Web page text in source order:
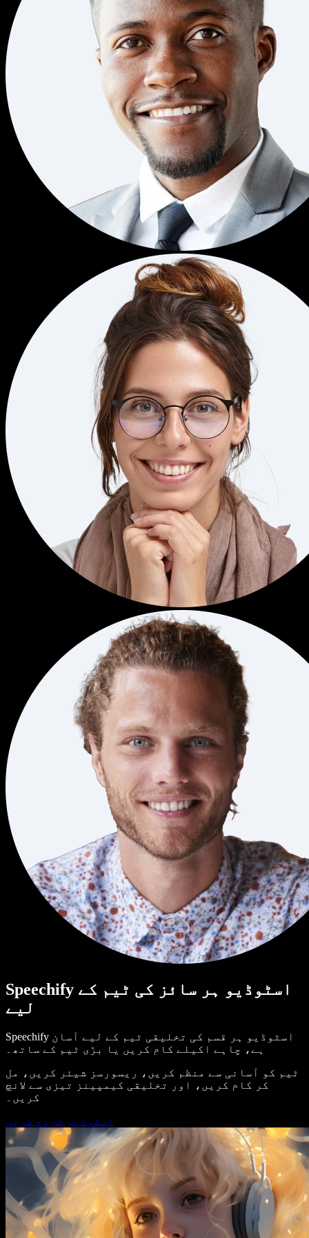
Speechify اسٹوڈیو ہر سائز کی ٹیم کے
لیے
Speechify اسٹوڈیو ہر قسم کی تخلیقی ٹیم کے لیے آسان
ہے، چاہے اکیلے کام کریں یا بڑی ٹیم کے ساتھ۔
ٹیم کو آسانی سے منظم کریں، ریسورسز شیئر کریں، مل
کر کام کریں، اور تخلیقی کیمپینز تیزی سے لانچ
کریں۔
اسٹوڈیو شروع کریں